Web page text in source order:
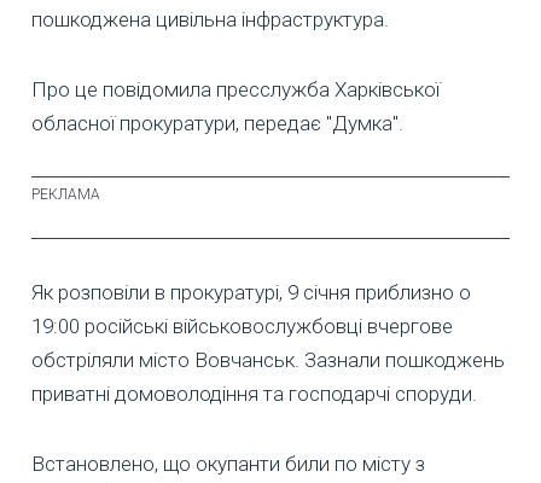
пошкоджена цивільна інфраструктура.
Про це повідомила пресслужба Харківської
обласної прокуратури, передає "Думка".
Як розповіли в прокуратурі, 9 січня приблизно о
19:00 російські військовослужбовці вчергове
обстріляли місто Вовчанськ. Зазнали пошкоджень
приватні домоволодіння та господарчі споруди.
Встановлено, що окупанти били по місту з